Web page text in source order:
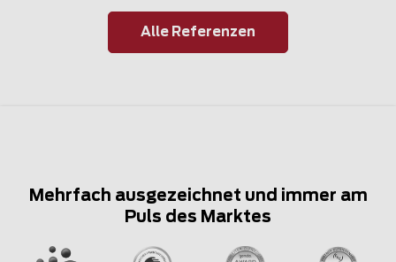
Alle Referenzen
Mehrfach ausgezeichnet und immer am
Puls des Marktes